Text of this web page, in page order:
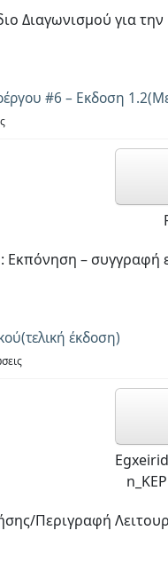
Διαγωνισμού για
#6 – Εκδοση
Εκπόνηση – συγγραφή
έκδοση)
Περιγραφή